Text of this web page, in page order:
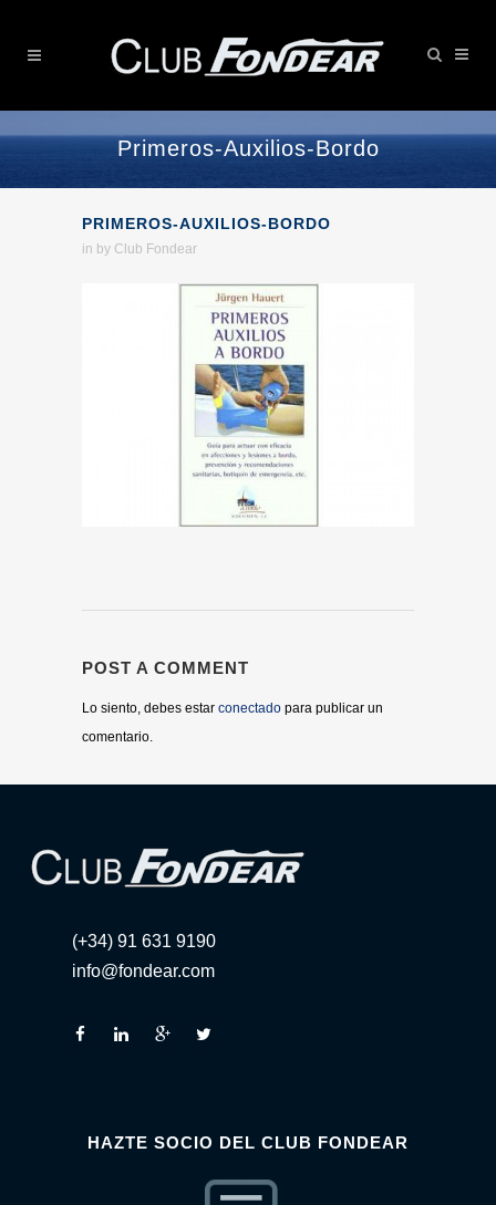
Primeros-Auxilios-Bordo
PRIMEROS-AUXILIOS-BORDO
in by Club Fondear
POST A COMMENT
Lo siento, debes estar conectado para publicar un
comentario.
(+34) 91 631 9190
info@fondear.com
HAZTE SOCIO DEL CLUB FONDEAR